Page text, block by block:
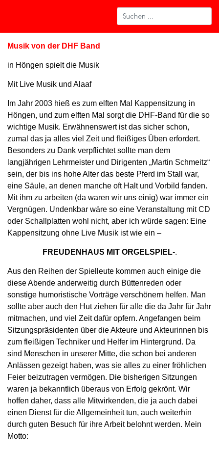
Musik von der DHF Band
in Höngen spielt die Musik
Mit Live Musik und Alaaf
Im Jahr 2003 hieß es zum elften Mal Kappensitzung in
Höngen, und zum elften Mal sorgt die DHF-Band für die so
wichtige Musik. Erwähnenswert ist das sicher schon,
zumal das ja alles viel Zeit und fleißiges Üben erfordert.
Besonders zu Dank verpflichtet sollte man dem
langjährigen Lehrmeister und Dirigenten „Martin Schmeitz“
sein, der bis ins hohe Alter das beste Pferd im Stall war,
eine Säule, an denen manche oft Halt und Vorbild fanden.
Mit ihm zu arbeiten (da waren wir uns einig) war immer ein
Vergnügen. Undenkbar wäre so eine Veranstaltung mit CD
oder Schallplatten wohl nicht, aber ich würde sagen: Eine
Kappensitzung ohne Live Musik ist wie ein –
FREUDENHAUS MIT ORGELSPIEL-.
Aus den Reihen der Spielleute kommen auch einige die
diese Abende anderweitig durch Büt­tenreden oder
sonstige humoristische Vorträge verschönern helfen. Man
sollte aber auch den Hut ziehen für alle die da Jahr für Jahr
mitmachen, und viel Zeit dafür opfern. Angefangen beim
Sitzungspräsidenten über die Akteure und Akteu­rinnen bis
zum fleißigen Techniker und Helfer im Hintergrund. Da
sind Menschen in unserer Mitte, die schon bei anderen
Anlässen gezeigt haben, was sie alles zu einer fröhlichen
Feier beizutra­gen vermögen. Die bisherigen Sitzungen
waren ja bekanntlich überaus von Erfolg gekrönt. Wir
hoffen daher, dass alle Mitwirkenden, die ja auch dabei
einen Dienst für die Allgemeinheit tun, auch weiterhin
durch guten Besuch für ihre Ar­beit belohnt werden. Mein
Motto: